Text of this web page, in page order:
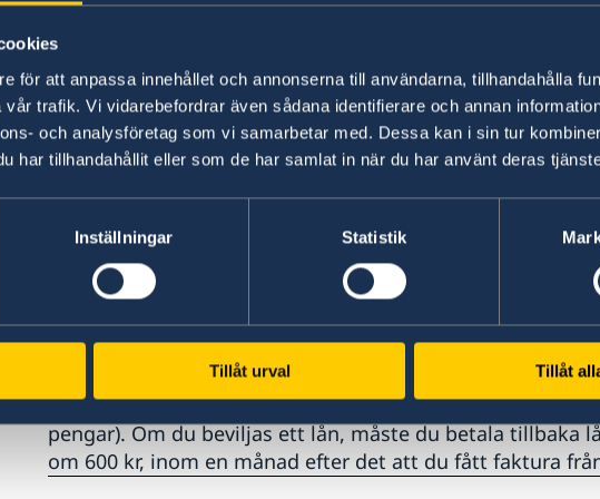
för att anpassa innehållet och annonserna till användarna, tillhandahålla
trafik. Vi vidarebefordrar även sådana identifierare och annan
och analysföretag som vi samarbetar med. Dessa kan i sin tur
har tillhandahållit eller som de har samlat in när du har använt deras
Inställningar Statistik
Tillåt urval Tillåt
Om du behöver pengar för att resa hem eller betala
pengar och inte själv har möjlighet att kontakta anhöriga
av UD och ambassaden. Du lämnar då namn och
UD kan kontakta i Sverige. De betalar in det belopp du
inklusive UD:s avgift om 600 kronor. Pengarna
t.ex. för betalning av sjukhusräkning, och biljetter.
kontant i lokal valuta.
Om du behöver ett tillfälligt lån
Om du hamnar i en nödsituation som inte är
möjligheter är uttömda kan ambassaden bistå, om så är
för att kunna återvända till Sverige. Du ska ha vidtagit
före avresan från Sverige (till exempel ha en returbiljett,
pengar). Om du beviljas ett lån, måste du betala tillbaka
om 600 kr, inom en månad efter det att du fått faktura